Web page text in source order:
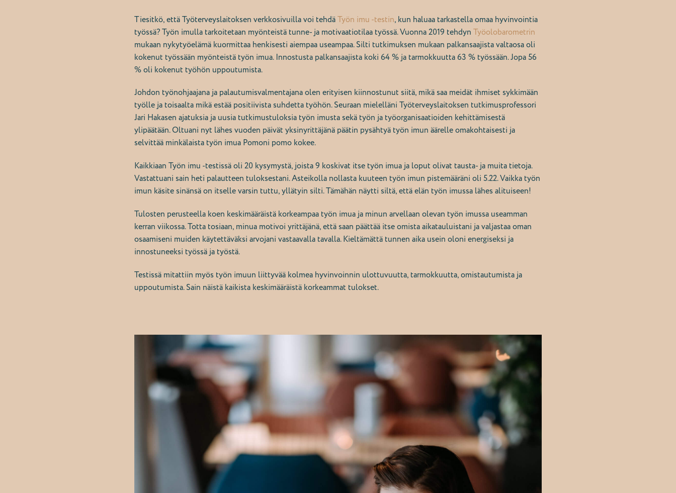
Tiesitkö, että Työterveyslaitoksen verkkosivuilla voi tehdäTyön imu -testin, kun haluaa tarkastella omaa hyvinvointia
työssä? Työn imulla tarkoitetaan myönteistä tunne- ja motivaatiotilaa työssä. Vuonna 2019 tehdyn Työolobarometrin
mukaan nykytyöelämä kuormittaa henkisesti aiempaa useampaa. Silti tutkimuksen mukaan palkansaajista valtaosa oli
kokenut työssään myönteistä työn imua. Innostusta palkansaajista koki 64 % ja tarmokkuutta 63 % työssään. Jopa 56
% oli kokenut työhön uppoutumista.
Johdon työnohjaajana ja palautumisvalmentajana olen erityisen kiinnostunut siitä, mikä saa meidät ihmiset sykkimään
työlle ja toisaalta mikä estää positiivista suhdetta työhön. Seuraan mielelläni Työterveyslaitoksen tutkimusprofessori
Jari Hakasen ajatuksia ja uusia tutkimustuloksia työn imusta sekä työn ja työorganisaatioiden kehittämisestä
ylipäätään. Oltuani nyt lähes vuoden päivät yksinyrittäjänä päätin pysähtyä työn imun äärelle omakohtaisesti ja
selvittää minkälaista työn imua Pomoni pomo kokee.
Kaikkiaan Työn imu -testissä oli 20 kysymystä, joista 9 koskivat itse työn imua ja loput olivat tausta- ja muita tietoja.
Vastattuani sain heti palautteen tuloksestani. Asteikolla nollasta kuuteen työn imun pistemääräni oli 5.22. Vaikka työn
imun käsite sinänsä on itselle varsin tuttu, yllätyin silti. Tämähän näytti siltä, että elän työn imussa lähes alituiseen!
Tulosten perusteella koen keskimääräistä korkeampaa työn imua ja minun arvellaan olevan työn imussa useamman
kerran viikossa. Totta tosiaan, minua motivoi yrittäjänä, että saan päättää itse omista aikatauluistani ja valjastaa oman
osaamiseni muiden käytettäväksi arvojani vastaavalla tavalla. Kieltämättä tunnen aika usein oloni energiseksi ja
innostuneeksi työssä ja työstä.
Testissä mitattiin myös työn imuun liittyvää kolmea hyvinvoinnin ulottuvuutta, tarmokkuutta, omistautumista ja
uppoutumista. Sain näistä kaikista keskimääräistä korkeammat tulokset.